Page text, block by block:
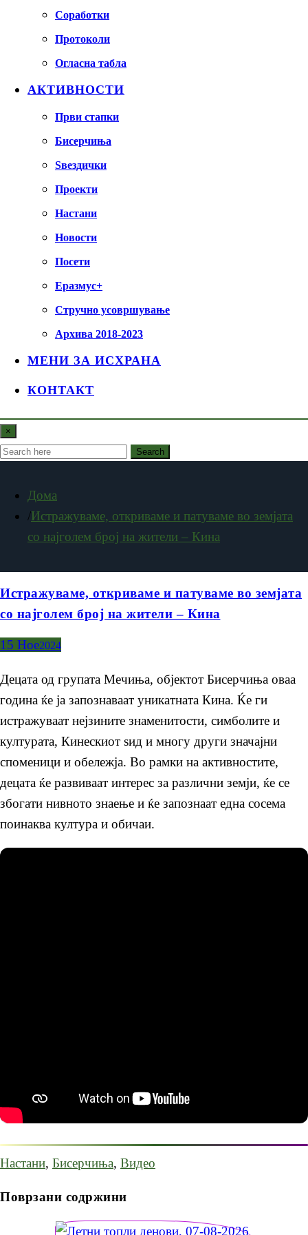
Соработки
Протоколи
Огласна табла
АКТИВНОСТИ
Први стапки
Бисерчиња
Ѕвездички
Проекти
Настани
Новости
Посети
Еразмус+
Стручно усовршување
Архива 2018-2023
МЕНИ ЗА ИСХРАНА
КОНТАКТ
×
Search
Дома
Истражуваме, откриваме и патуваме во земјата
со најголем број на жители – Кина
Истражуваме, откриваме и патуваме во земјата
со најголем број на жители – Кина
15 Ное2024
Децата од групата Мечиња, објектот Бисерчиња оваа
година ќе ја запознаваат уникатната Кина. Ќе ги
истражуваат нејзините знаменитости, симболите и
културата, Кинескиот ѕид и многу други значајни
споменици и обележја. Во рамки на активностите,
децата ќе развиваат интерес за различни земји, ќе се
збогати нивното знаење и ќе запознаат една сосема
поинаква култура и обичаи.
Настани, Бисерчиња, Видео
Поврзани содржини